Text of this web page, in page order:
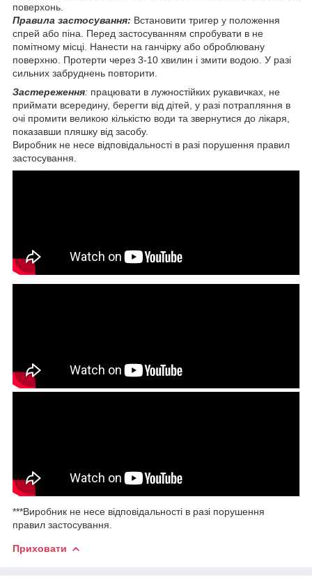
поверхонь.
Правила застосування: Встановити тригер у положення
спрей або піна. Перед застосуванням спробувати в не
помітному місці. Нанести на ганчірку або оброблювану
поверхню. Протерти через 3-10 хвилин і змити водою. У разі
сильних забруднень повторити.
Застереження: працювати в лужностійких рукавичках, не
приймати всередину, берегти від дітей, у разі потрапляння в
очі промити великою кількістю води та звернутися до лікаря,
показавши пляшку від засобу.
Виробник не несе відповідальності в разі порушення правил
застосування.
***Виробник не несе відповідальності в разі порушення
правил застосування.
Приховати